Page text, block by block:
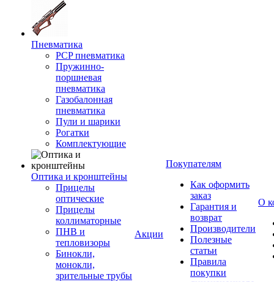
Пневматика
PCP пневматика
Пружинно-
поршневая
пневматика
Газобалонная
пневматика
Пули и шарики
Рогатки
Комплектующие
Оптика и кронштейны
Прицелы
оптические
Прицелы
коллиматорные
ПНВ и
тепловизоры
Бинокли,
монокли,
зрительные трубы
Акции
Покупателям
Как оформить
заказ
Гарантия и
возврат
Производители
Полезные
статьи
Правила
покупки
О